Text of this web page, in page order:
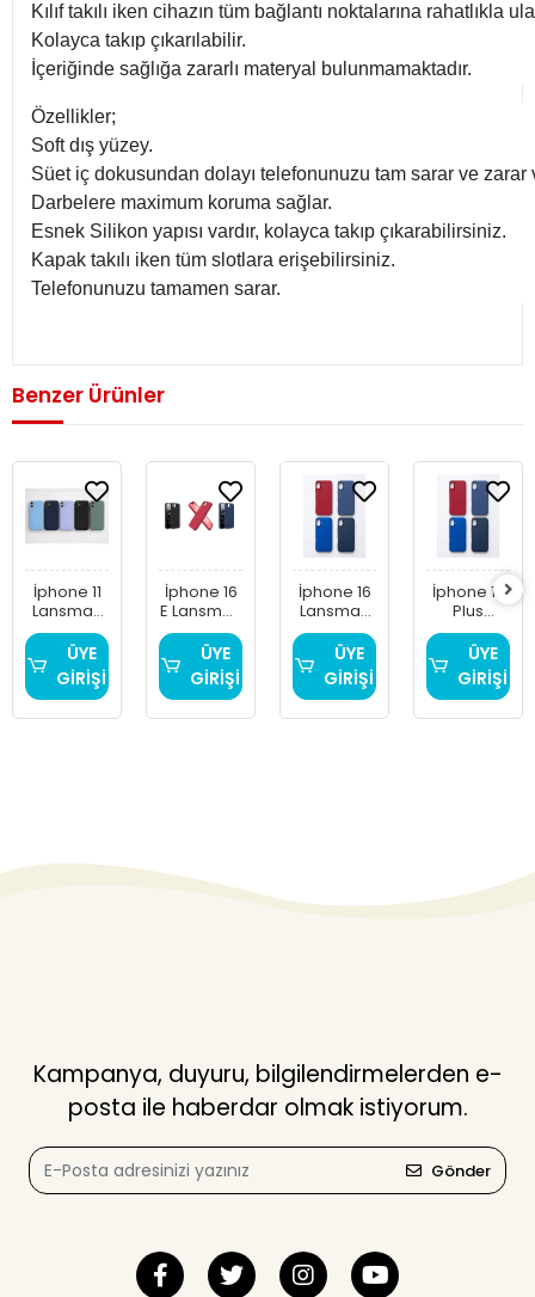
Kılıf takılı iken cihazın tüm bağlantı noktalarına rahatlıkla
Kolayca takıp çıkarılabilir.
İçeriğinde sağlığa zararlı materyal bulunmamaktadır.
Özellikler;
Soft dış yüzey.
Süet iç dokusundan dolayı telefonunuzu tam sarar ve zarar
Darbelere maximum koruma sağlar.
Esnek Silikon yapısı vardır, kolayca takıp çıkarabilirsiniz.
Kapak takılı iken tüm slotlara erişebilirsiniz.
Telefonunuzu tamamen sarar.
Benzer Ürünler
İphone 11
Lansman
İçi Kadife
Telefon
Kılıfı
ÜYE
GİRİŞİ
İphone 16
E Lansman
İçi Kadife
Telefon
Kılıfı
ÜYE
GİRİŞİ
İphone 16
Lansman
İçi Kadife
Telefon
Kılıfı
ÜYE
GİRİŞİ
İphone 16
Plus
Lansman
İçi Kadife
Telefon
Kılıfı
ÜYE
GİRİŞİ
Kampanya, duyuru, bilgilendirmelerden e-
posta ile haberdar olmak istiyorum.
Gönder